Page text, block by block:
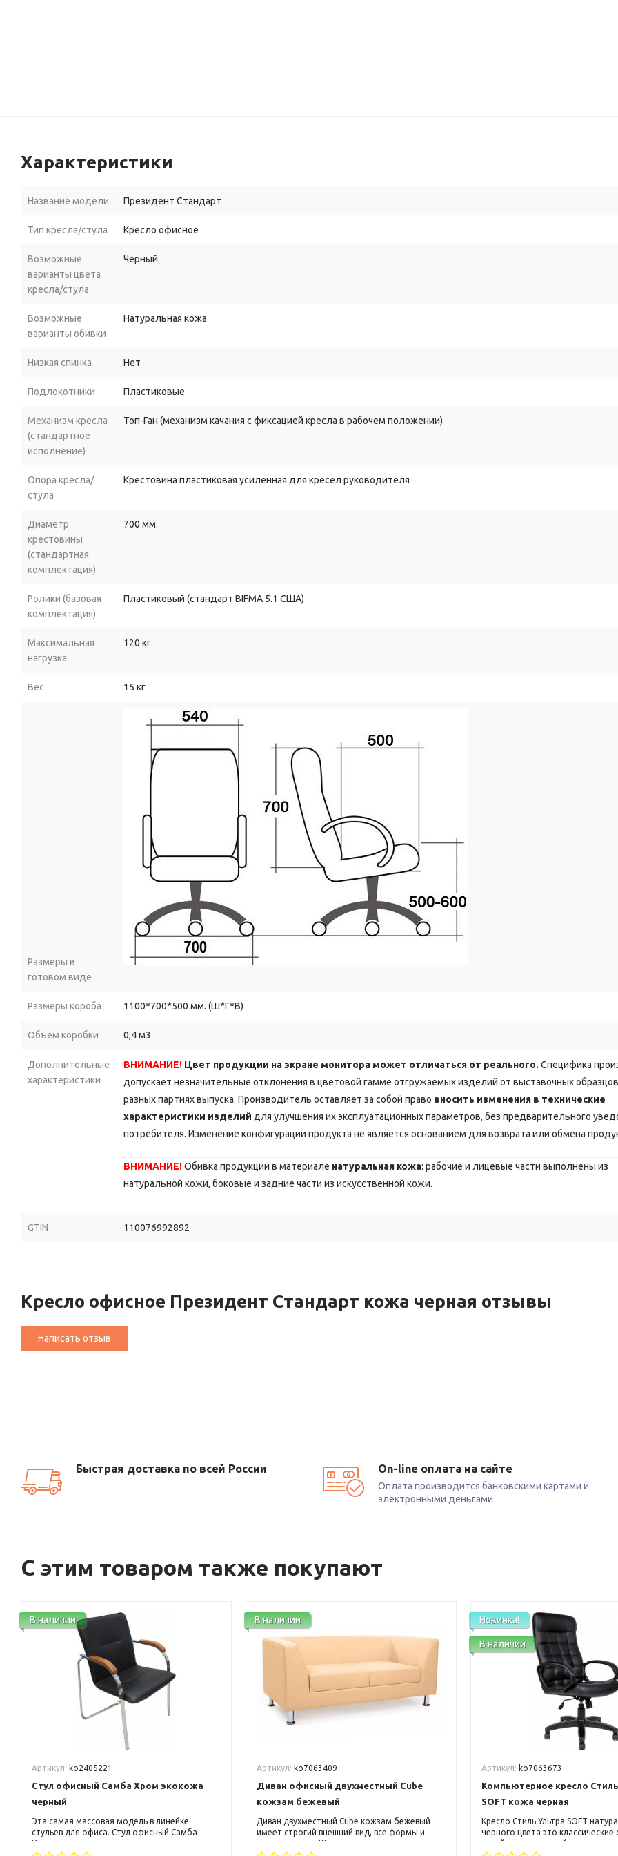
Характеристики
Название модели Президент Стандарт
Тип кресла/стула Кресло офисное
Возможные
варианты цвета
кресла/стула
Черный
Возможные
варианты обивки
Натуральная кожа
Низкая спинка Нет
Подлокотники Пластиковые
Механизм кресла
(стандартное
исполнение)
Топ-Ган (механизм качания с фиксацией кресла в рабочем положении)
Опора кресла/
стула
Крестовина пластиковая усиленная для кресел руководителя
Диаметр
крестовины
(стандартная
комплектация)
700 мм.
Ролики (базовая
комплектация)
Пластиковый (стандарт BIFMA 5.1 США)
Максимальная
нагрузка
120 кг
Вес 15 кг
Размеры в
готовом виде
Размеры короба 1100*700*500 мм. (Ш*Г*В)
Объем коробки 0,4 м3
Дополнительные
характеристики
ВНИМАНИЕ! Цвет продукции на экране монитора может отличаться от реального. Специфика
допускает незначительные отклонения в цветовой гамме отгружаемых изделий от выставочных
разных партиях выпуска. Производитель оставляет за собой право вносить изменения в технические
характеристики изделий для улучшения их эксплуатационных параметров, без предварительного
потребителя. Изменение конфигурации продукта не является основанием для возврата или обмена
ВНИМАНИЕ!Обивка продукции в материале натуральная кожа: рабочие и лицевые части выполнены из
натуральной кожи, боковые и задние части из искусственной кожи.
GTIN 110076992892
Кресло офисное Президент Стандарт кожа черная отзывы
Быстрая доставка по всей России On-line оплата на сайте
Оплата производится банковскими картами и
электронными деньгами
С этим товаром также покупают
В наличии
Артикул: ko2405221
Стул офисный Самба Хром экокожа
черный
Эта самая массовая модель в линейке
стульев для офиса. Стул офисный Самба
Хром черная экокожа, изготовлен из
хромированного металла, эффектно
В наличии
Артикул: ko7063409
Диван офисный двухместный Cube
кожзам бежевый
Диван двухместный Cube кожзам бежевый
имеет строгий внешний вид, все формы и
линии прямые. Ширина дивана позволяет в
нем легко разместиться двоим людям.
Новинка!
В наличии
Артикул: ko7063673
Компьютерное кресло
SOFT кожа черная
Кресло Стиль Ультра SOFT
черного цвета это
яркий, оригинальный и
дизайн, высокая спинка с